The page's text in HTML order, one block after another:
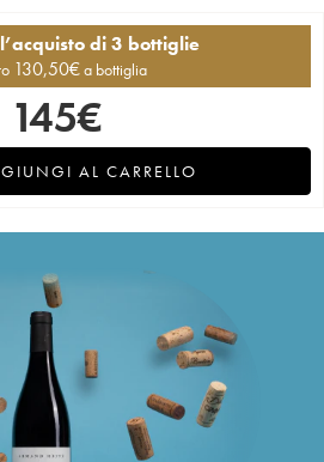
di 3 bottiglie
130,50€a bottiglia
145€
AL CARRELLO